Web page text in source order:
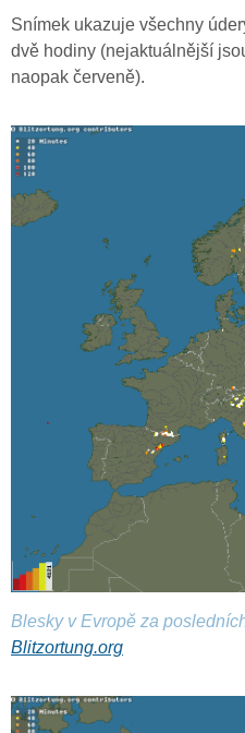
Snímek ukazuje všechny
dvě hodiny (nejaktuálnější
naopak červeně).
Blesky v Evropě za
Blitzortung.org